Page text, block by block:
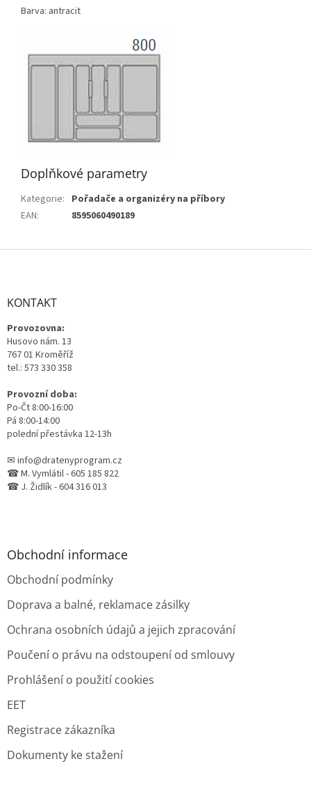
Barva: antracit
Doplňkové parametry
Kategorie: Pořadače a organizéry na příbory
EAN: 8595060490189
Z
KONTAKT
Provozovna:
Husovo nám. 13
767 01 Kroměříž
tel.: 573 330 358
Provozní doba:
Po-Čt 8:00-16:00
Pá 8:00-14:00
polední přestávka 12-13h
✉ info@dratenyprogram.cz
☎ M. Vymlátil - 605 185 822
☎ J. Židlík - 604 316 013
Obchodní informace
Obchodní podmínky
Doprava a balné, reklamace zásilky
Ochrana osobních údajů a jejich zpracování
Poučení o právu na odstoupení od smlouvy
Prohlášení o použití cookies
EET
Registrace zákazníka
Dokumenty ke stažení